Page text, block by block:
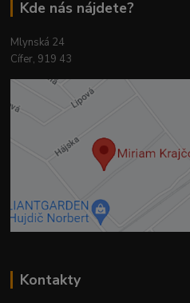
Kde nás nájdete?
Mlynská 24
Cífer, 919 43
Kontakty